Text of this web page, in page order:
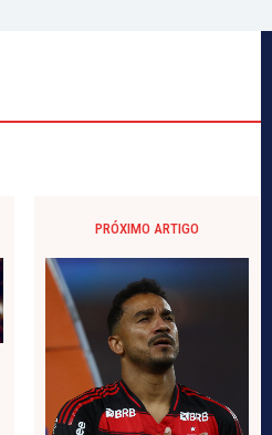
PRÓXIMO ARTIGO